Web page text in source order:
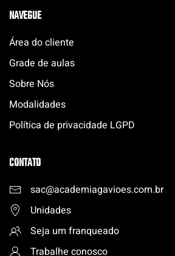
NAVEGUE
Área do cliente
Grade de aulas
Sobre Nós
Modalidades
Política de privacidade LGPD
CONTATO
sac@academiagavioes.com.br
Unidades
Seja um franqueado
Trabalhe conosco